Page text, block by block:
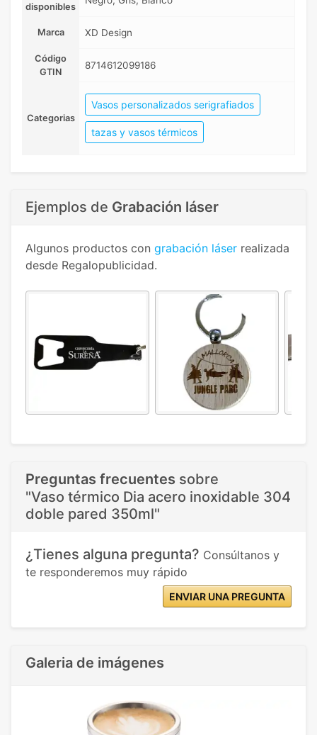
disponibles
Marca XD Design
Código
GTIN
8714612099186
Categorias
Vasos personalizados serigrafiados
tazas y vasos térmicos
Ejemplos de Grabación láser
Algunos productos con grabación láser realizada
desde Regalopublicidad.
Preguntas frecuentes sobre
"Vaso térmico Dia acero inoxidable 304
doble pared 350ml"
¿Tienes alguna pregunta? Consúltanos y
te responderemos muy rápido
ENVIAR UNA PREGUNTA
Galeria de imágenes